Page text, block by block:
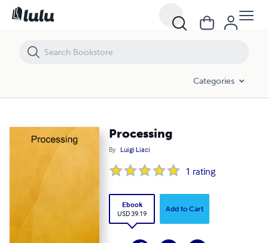
Categories
Processing
By Luigi Liaci
1 rating
Ebook
USD 39.19
Add to Cart
Processing